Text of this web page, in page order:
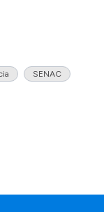
SENAC